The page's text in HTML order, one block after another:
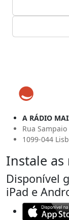
A RÁDIO
Rua
1099-044
Instale as
Disponível
iPad e